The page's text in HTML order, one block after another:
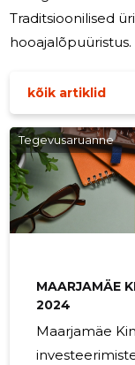
Traditsioonilised
hooajalõpuüristus.
kõik artiklid
Tegevusaruanne
MAARJAMÄE
2024
Maarjamäe
investeerimistegevus.